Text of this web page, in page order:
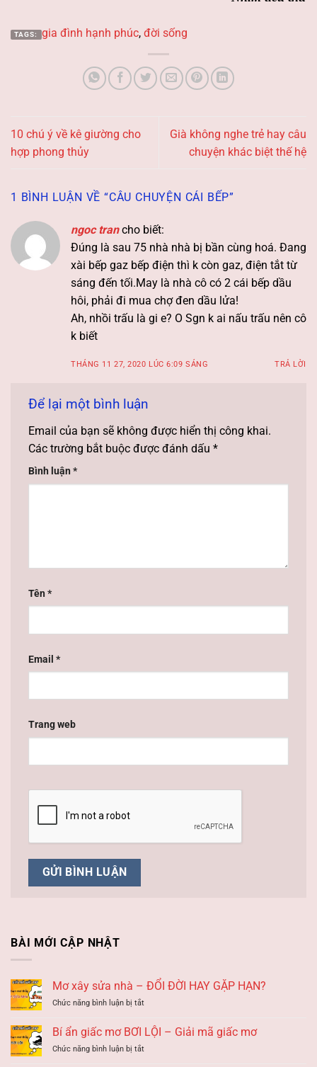
TAGS: gia đình hạnh phúc, đời sống
10 chú ý về kê giường cho
hợp phong thủy
Già không nghe trẻ hay câu
chuyện khác biệt thế hệ
1 BÌNH LUẬN VỀ “CÂU CHUYỆN CÁI BẾP”
ngoc tran cho biết:
Đúng là sau 75 nhà nhà bị bần cùng hoá. Đang
xài bếp gaz bếp điện thì k còn gaz, điện tắt từ
sáng đến tối.May là nhà cô có 2 cái bếp dầu
hôi, phải đi mua chợ đen dầu lửa!
Ah, nhồi trấu là gi e? O Sgn k ai nấu trấu nên cô
k biết
THÁNG 11 27, 2020 LÚC 6:09 SÁNG TRẢ LỜI
Để lại một bình luận
Email của bạn sẽ không được hiển thị công khai.
Các trường bắt buộc được đánh dấu *
Bình luận *
Tên *
Email *
Trang web
BÀI MỚI CẬP NHẬT
Mơ xây sửa nhà – ĐỔI ĐỜI HAY GẶP HẠN?
Chức năng bình luận bị tắtở
xây
sửa
nhà
Bí ẩn giấc mơ BƠI LỘI – Giải mã giấc mơ
Chức năng bình luận bị tắtở